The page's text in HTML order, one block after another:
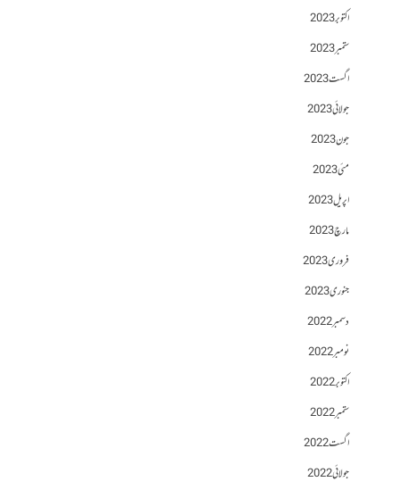
اکتوبر 2023
ستمبر 2023
اگست 2023
جولائی 2023
جون 2023
مئی 2023
اپریل 2023
مارچ 2023
فروری 2023
جنوری 2023
دسمبر 2022
نومبر 2022
اکتوبر 2022
ستمبر 2022
اگست 2022
جولائی 2022